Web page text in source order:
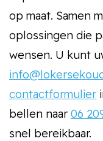
op maat. Samen
oplossingen die
wensen. U kunt
contactformulier
bellen naar 06
snel bereikbaar.